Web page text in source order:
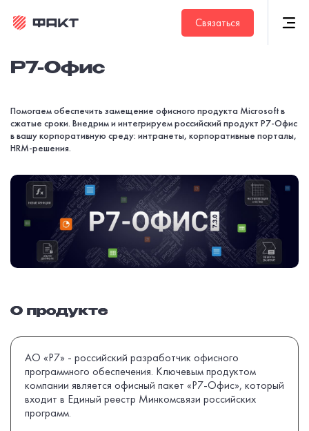
Связаться
Р7-Офис
Помогаем обеспечить замещение офисного продукта Microsoft в
сжатые сроки. Внедрим и интегрируем российский продукт P7-Офис
в вашу корпоративную среду: интранеты, корпоративные порталы,
HRM-решения.
О продукте
АО «Р7» - российский разработчик офисного
программного обеспечения. Ключевым продуктом
компании является офисный пакет «Р7-Офис», который
входит в Единый реестр Минкомсвязи российских
программ.